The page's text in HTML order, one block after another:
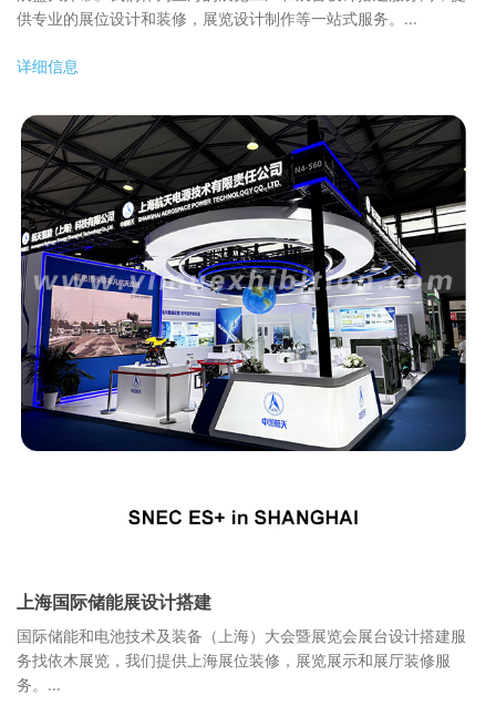
供专业的展位设计和装修，展览设计制作等一站式服务。...
详细信息
上海国际储能展设计搭建
国际储能和电池技术及装备（上海）大会暨展览会展台设计搭建服
务找依木展览，我们提供上海展位装修，展览展示和展厅装修服
务。...